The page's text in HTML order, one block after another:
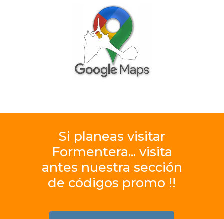
Si planeas visitar
Formentera... visita
antes nuestra sección
de códigos promo !!